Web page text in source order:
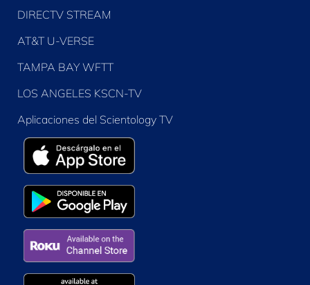
DIRECTV STREAM
AT&T U-VERSE
TAMPA BAY WFTT
LOS ANGELES KSCN-TV
Aplicaciones del Scientology TV